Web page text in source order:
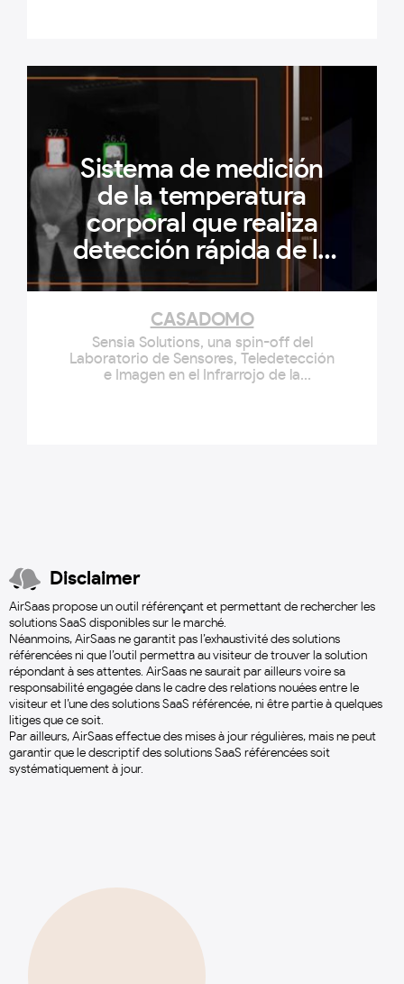
corporal a...
Sistema de medición
de la temperatura
corporal que realiza
detección rápida de la
fiebre • CASADOMO
CASADOMO
Sensia Solutions, una spin-off del
Laboratorio de Sensores, Teledetección
e Imagen en el Infrarrojo de la
Disclaimer
AirSaas propose un outil référençant et permettant de rechercher les
solutions SaaS disponibles sur le marché.
Néanmoins, AirSaas ne garantit pas l’exhaustivité des solutions
référencées ni que l’outil permettra au visiteur de trouver la solution
répondant à ses attentes. AirSaas ne saurait par ailleurs voire sa
responsabilité engagée dans le cadre des relations nouées entre le
visiteur et l’une des solutions SaaS référencée, ni être partie à quelques
litiges que ce soit.
Par ailleurs, AirSaas effectue des mises à jour régulières, mais ne peut
garantir que le descriptif des solutions SaaS référencées soit
systématiquement à jour.